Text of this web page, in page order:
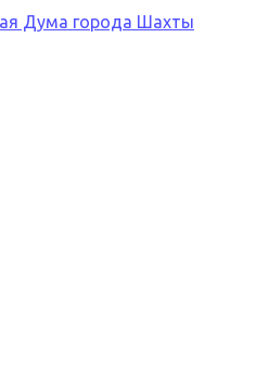
Дума города Шахты